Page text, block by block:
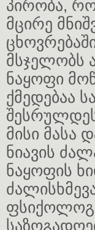
პირობა,
მცირე
მსჯელობს
ნაყოფი
ქმედებაა
მისი მასა
ნიავის
ნაყოფის